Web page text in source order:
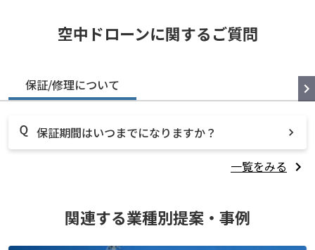
空中ドローンに関するご質問
保証/修理について
保証期間はいつまでになりますか？
一覧をみる
関連する業種別提案・事例